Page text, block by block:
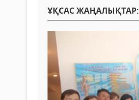
ҰҚСАС ЖАҢАЛЫҚТАР: